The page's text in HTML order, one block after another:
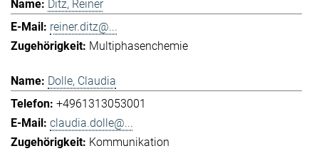
Ditz, Reiner
reiner.ditz@...
Multiphasenchemie
Dolle, Claudia
+4961313053001
claudia.dolle@...
Kommunikation